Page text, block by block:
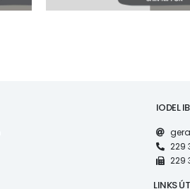
IODEL
229
229
LINKS